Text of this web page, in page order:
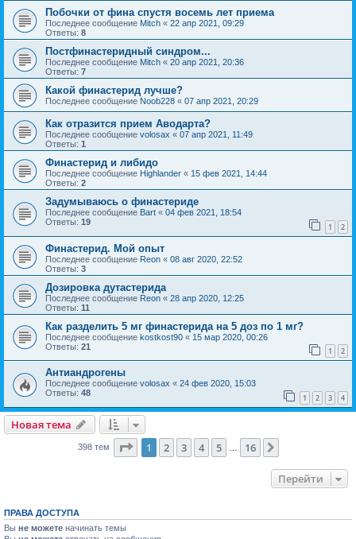
Побочки от фина спустя восемь лет приема
Последнее сообщение Mitch « 22 апр 2021, 09:29
Ответы: 8
Постфинастеридный синдром...
Последнее сообщение Mitch « 20 апр 2021, 20:36
Ответы: 7
Какой финастерид лучше?
Последнее сообщение Noob228 « 07 апр 2021, 20:29
Как отразится прием Аводарта?
Последнее сообщение volosax « 07 апр 2021, 11:49
Ответы: 1
Финастерид и либидо
Последнее сообщение Highlander « 15 фев 2021, 14:44
Ответы: 2
Задумываюсь о финастериде
Последнее сообщение Bart « 04 фев 2021, 18:54
Ответы: 19 1 2
Финастерид. Мой опыт
Последнее сообщение Reon « 08 авг 2020, 22:52
Ответы: 3
Дозировка дутастерида
Последнее сообщение Reon « 28 апр 2020, 12:25
Ответы: 11
Как разделить 5 мг финастерида на 5 доз по 1 мг?
Последнее сообщение kostkost90 « 15 мар 2020, 00:26
Ответы: 21 1 2
Антиандрогены
Последнее сообщение volosax « 24 фев 2020, 15:03
Ответы: 48 1 2 3 4
Новая тема
398 тем Страница из 16
1 2 3 4 5 16
Перейти
ПРАВА ДОСТУПА
Вы не можете начинать темы